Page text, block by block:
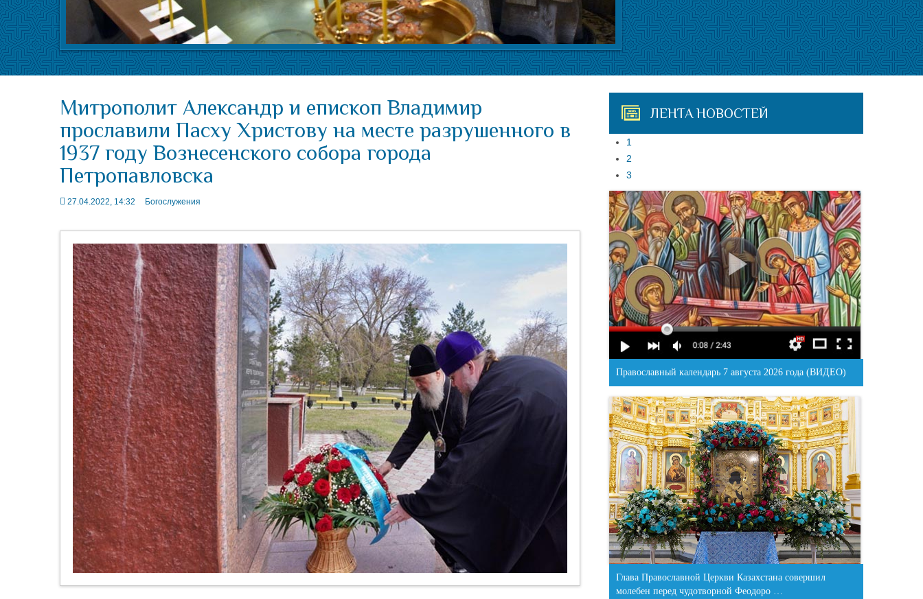
Митрополит Александр и епископ Владимир
прославили Пасху Христову на месте разрушенного в
1937 году Вознесенского собора города
Петропавловска
27.04.2022, 14:32 Богослужения
ЛЕНТА НОВОСТЕЙ
1
2
3
Православный календарь 7 августа 2026 года (ВИДЕО)
Глава Православной Церкви Казахстана совершил
молебен перед чудотворной Феодоро …